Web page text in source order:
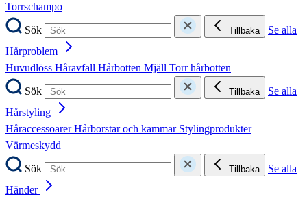
Torrschampo
Sök
Tillbaka
Se alla
Hårproblem
Huvudlöss Håravfall Hårbotten Mjäll Torr hårbotten
Sök
Tillbaka
Se alla
Hårstyling
HåraccessoarerHårborstar och kammar Stylingprodukter
Värmeskydd
Sök
Tillbaka
Se alla
Händer